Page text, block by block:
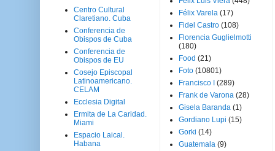
Centro Cultural
Claretiano. Cuba
Conferencia de
Obispos de Cuba
Conferencia de
Obispos de EU
Cosejo Episcopal
Latinoamericano.
CELAM
Ecclesia Digital
Ermita de La Caridad.
Miami
Espacio Laical.
Habana
Félix Varela (17)
Fidel Castro (108)
Florencia Guglielmotti
(180)
Food (21)
Foto (10801)
Francisco I
(289)
Frank de Varona (28)
Gisela Baranda (1)
Gordiano Lupi (15)
Gorki (14)
Guatemala (9)